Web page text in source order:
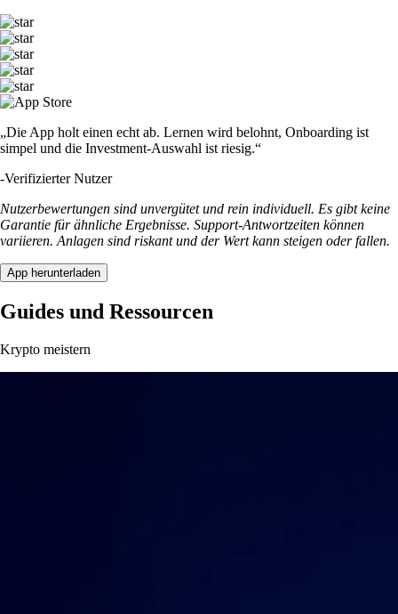
„Die App holt einen echt ab. Lernen wird belohnt, Onboarding ist
simpel und die Investment-Auswahl ist riesig.“
-Verifizierter Nutzer
Nutzerbewertungen sind unvergütet und rein individuell. Es gibt keine
Garantie für ähnliche Ergebnisse. Support-Antwortzeiten können
variieren. Anlagen sind riskant und der Wert kann steigen oder fallen.
App herunterladen
Guides und Ressourcen
Krypto meistern